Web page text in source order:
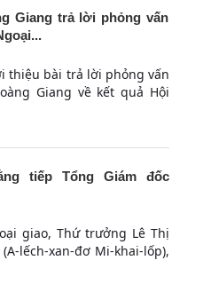
Giang trả lời phỏng vấn
thiệu bài trả lời phỏng vấn
Giang về kết quả Hội
tiếp Tổng Giám đốc
giao, Thứ trưởng Lê Thị
lếch-xan-đơ Mi-khai-lốp),